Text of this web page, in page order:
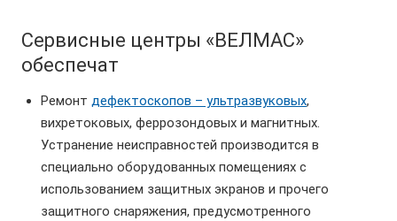
Сервисные центры «ВЕЛМАС»
обеспечат
Ремонт дефектоскопов – ультразвуковых,
вихретоковых, феррозондовых и магнитных.
Устранение неисправностей производится в
специально оборудованных помещениях с
использованием защитных экранов и прочего
защитного снаряжения, предусмотренного